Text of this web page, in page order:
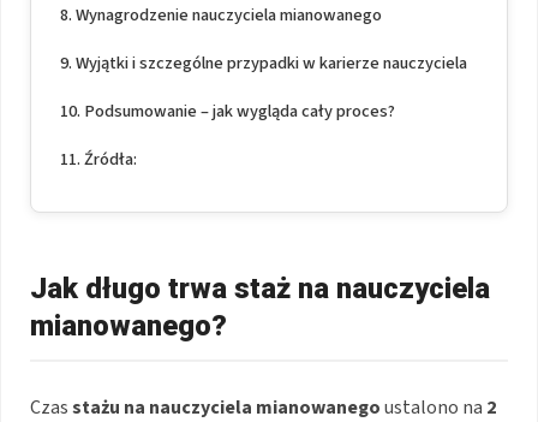
Wynagrodzenie nauczyciela mianowanego
Wyjątki i szczególne przypadki w karierze nauczyciela
Podsumowanie – jak wygląda cały proces?
Źródła:
Jak długo trwa staż na nauczyciela
mianowanego?
Czasstażu na nauczyciela mianowanegoustalono na 2